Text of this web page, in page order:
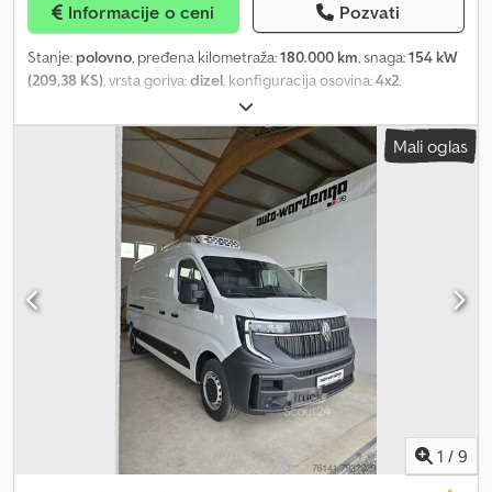
vidljivost u mraku zadužena je BI-LED rasveta sa sistemom za
prenos buke u unutrašnjost i omogućava prijatan akustični
komfor - Upaljač za cigarete, držač za piće, pregrade u oblogama
vrata i na krovu, nasloni za ruke na oblogama vrata - Boja kabine:
Arc White 729 - Dimenzije vozila: širina kabine 1.815 mm, širina
zadnje osovine 1.860 mm, visina 2.150 mm (gornja ivica kabine),
visina šasije 740 mm, širina šasije 700 mm - Opruženo vozačevo
sedište - Dvostruka klupa za suvozače, ukupno 3 sedišta, nasloni
za glavu, upozoravanje za pojas - Vazdušni jastuk za vozača i
suvozača, zatezač pojasa za vozača i suvozača - Volan podesiv po
visini i nagibu, multifunkcionalni volan, unutrašnje ogledalo -
Električni podizači prozora - Električno podesivi i grejani spoljašnji
retrovizori - Elektronska blokada pokretanja - DAB+ radio sa
Bluetooth – handsfree, USB priključak za punjenje - 7" vozački
informativni displej - Maglenke, LED dnevna svetla, automatska
svetla, LED zadnja svetla - Signal za upozorenje pri vožnji unazad -
Centralno zaključavanje sa daljinskim upravljačem - Digitalni EG
tahograf - Klima uređaj Paket bezbednosti 2 oprema: - ABS: sistem
protiv blokade kočnica - ASR: sistem protiv proklizavanja na
Informacije o ceni Pozvati
Stanje: polovno, pređena kilometraža:180.000 km, snaga:154 kW
(209,38 KS), vrsta goriva:dizel, konfiguracija osovina:4x2,
4.460 mm
kabina vozača:dnevna kabina, tip prenosa:automatski, emisioni
, suspencija:čelik-zrak, dužina tovarnog prostora:
, širina utovarnog prostora: 2.250 mm, visina tovarnog
2.350 mm, Godina proizvodnje:2019, Oprema:
hidraulični zadnji podizač, klima uređaj, tempomat
proizvodnje: 2019 Prednja osovina: upravljana; profil gume levo:
50%; profil gume desno: 50%; vešanje: lisnate opruge Zadnja
osovina: dvostruka montaža; profil gume levo iznutra: 25%; profil
gume levo spolja: 25%; profil gume desno iznutra: 25%; profil
gume desno spolja: 25%; vešanje: vazdušno Prazna težina: 7.201 kg
Nosivost: 4.789 kg Dozvoljena ukupna masa: 11.990 kg Podizna
platforma: Dhollandia, zadnja vrata, 750 kg Cjdpfxjy Rryqj Al Ierf =
Dodatne opcije i oprema = - Spoljašnji merač temperature -
Kamera sistem - Radio/CD plejer - Kamera za vožnju unazad -
Zaštitni vizir od sunca = Napomene = Rashladni uređaj: Carrier
Mali oglas
1 / 9